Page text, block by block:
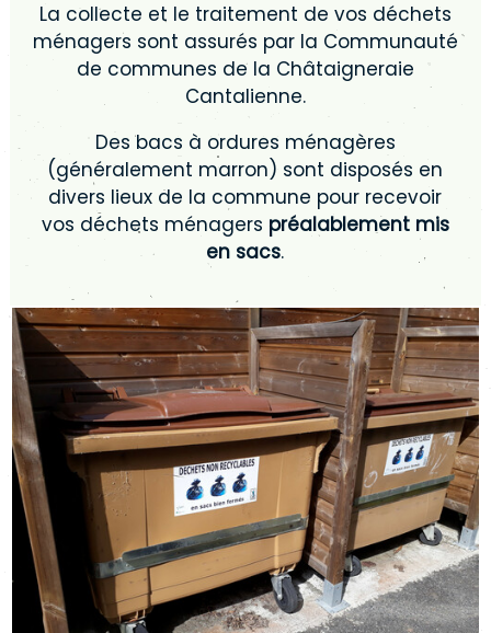
La collecte et le traitement de vos déchets
ménagers sont assurés par la Communauté
de communes de la Châtaigneraie
Cantalienne.
Des bacs à ordures ménagères
(généralement marron) sont disposés en
divers lieux de la commune pour recevoir
vos déchets ménagers préalablement mis
en sacs.